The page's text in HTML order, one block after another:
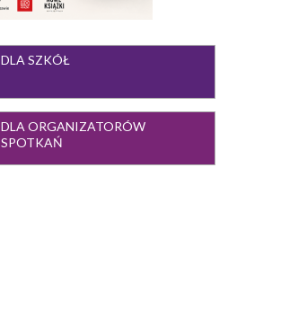
DLA SZKÓŁ
DLA ORGANIZATORÓW
SPOTKAŃ